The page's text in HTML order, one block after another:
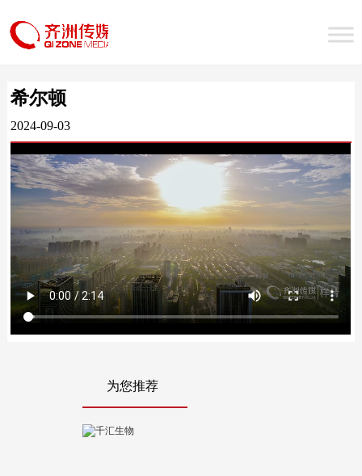
希尔顿
2024-09-03
为您推荐